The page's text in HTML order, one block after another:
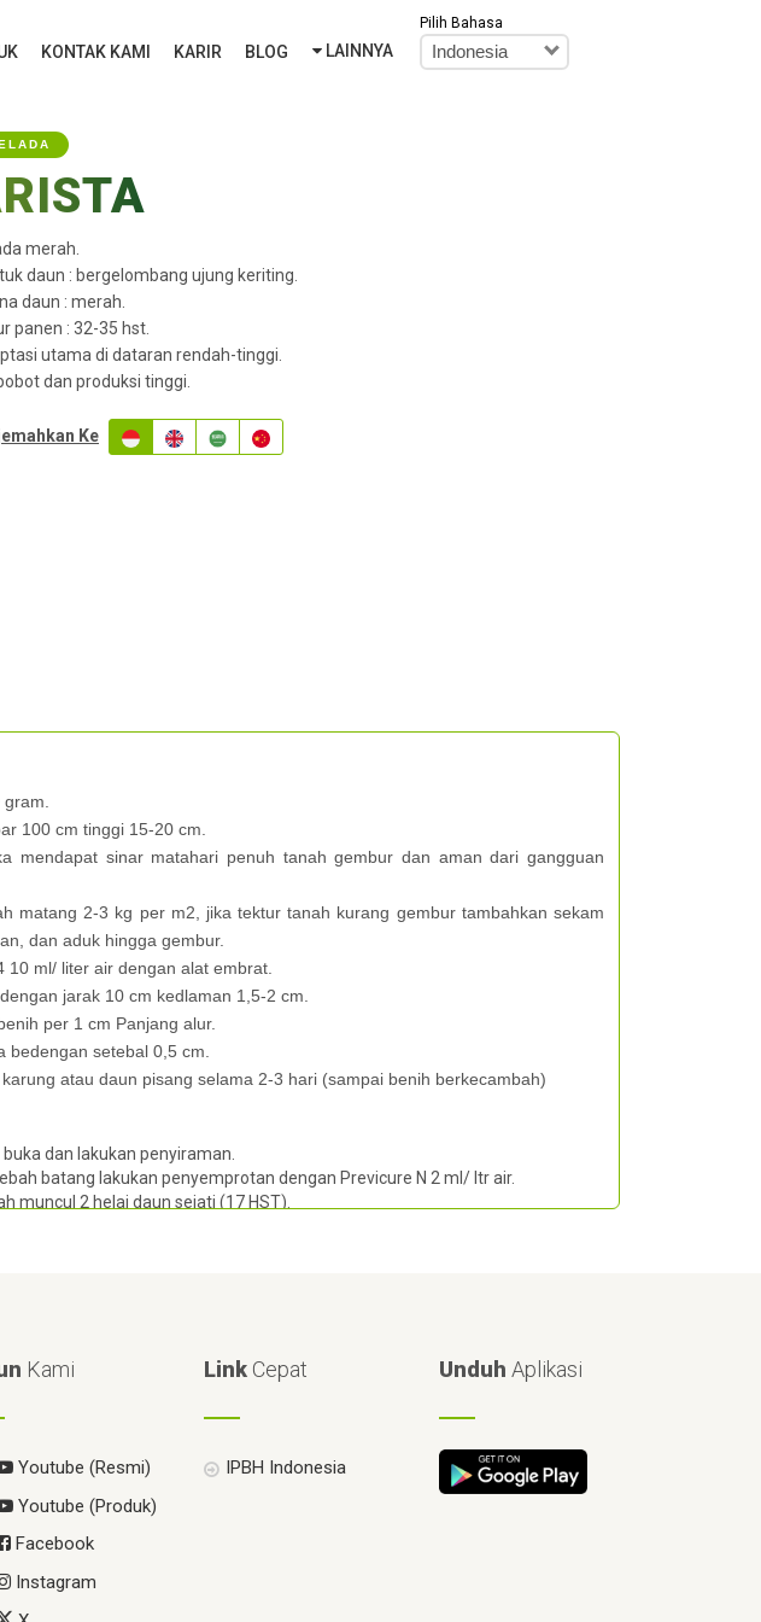
KONTAK KAMI KARIR BLOG LAINNYA
Pilih Bahasa
Indonesia
merah.
daun : bergelombang ujung keriting.
daun : merah.
panen : 32-35 hst.
utama di dataran rendah-tinggi.
dan produksi tinggi.
Ke
gram.
100 cm tinggi 15-20 cm.
mendapat sinar matahari penuh tanah gembur dan aman dari gangguan
matang 2-3 kg per m2, jika tektur tanah kurang gembur tambahkan sekam
dan aduk hingga gembur.
10 ml/ liter air dengan alat embrat.
jarak 10 cm kedlaman 1,5-2 cm.
per 1 cm Panjang alur.
bedengan setebal 0,5 cm.
atau daun pisang selama 2-3 hari (sampai benih berkecambah)
dan lakukan penyiraman.
batang lakukan penyemprotan dengan Previcure N 2 ml/ ltr air.
muncul 2 helai daun sejati (17 HST).
Kami
Youtube (Resmi)
Youtube (Produk)
Facebook
Instagram
Link Cepat
IPBH Indonesia
Unduh Aplikasi